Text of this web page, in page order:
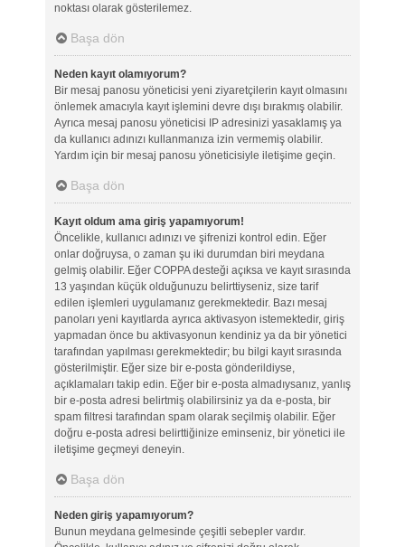
noktası olarak gösterilemez.
Başa dön
Neden kayıt olamıyorum?
Bir mesaj panosu yöneticisi yeni ziyaretçilerin kayıt olmasını
önlemek amacıyla kayıt işlemini devre dışı bırakmış olabilir.
Ayrıca mesaj panosu yöneticisi IP adresinizi yasaklamış ya
da kullanıcı adınızı kullanmanıza izin vermemiş olabilir.
Yardım için bir mesaj panosu yöneticisiyle iletişime geçin.
Başa dön
Kayıt oldum ama giriş yapamıyorum!
Öncelikle, kullanıcı adınızı ve şifrenizi kontrol edin. Eğer
onlar doğruysa, o zaman şu iki durumdan biri meydana
gelmiş olabilir. Eğer COPPA desteği açıksa ve kayıt sırasında
13 yaşından küçük olduğunuzu belirttiyseniz, size tarif
edilen işlemleri uygulamanız gerekmektedir. Bazı mesaj
panoları yeni kayıtlarda ayrıca aktivasyon istemektedir, giriş
yapmadan önce bu aktivasyonun kendiniz ya da bir yönetici
tarafından yapılması gerekmektedir; bu bilgi kayıt sırasında
gösterilmiştir. Eğer size bir e-posta gönderildiyse,
açıklamaları takip edin. Eğer bir e-posta almadıysanız, yanlış
bir e-posta adresi belirtmiş olabilirsiniz ya da e-posta, bir
spam filtresi tarafından spam olarak seçilmiş olabilir. Eğer
doğru e-posta adresi belirttiğinize eminseniz, bir yönetici ile
iletişime geçmeyi deneyin.
Başa dön
Neden giriş yapamıyorum?
Bunun meydana gelmesinde çeşitli sebepler vardır.